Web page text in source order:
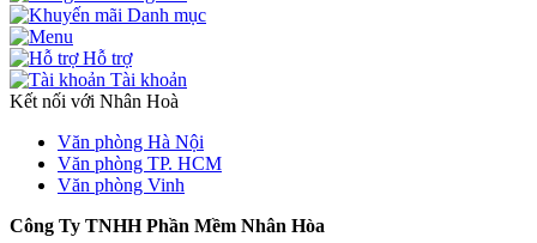
Danh mục
Hỗ trợ
Tài khoản
Kết nối với Nhân Hoà
Văn phòng Hà Nội
Văn phòng TP. HCM
Văn phòng Vinh
Công Ty TNHH Phần Mềm Nhân Hòa